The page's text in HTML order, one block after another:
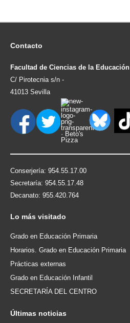
Contacto
Facultad de Ciencias de la Educación
C/ Pirotecnia s/n -
41013 Sevilla
Conserjería: 954.55.17.00
Secretaría: 954.55.17.48
Decanato: 955.420.764
Lo más visitado
Grado en Educación Primaria
Horarios. Grado en Educación Primaria
Prácticas externas
Grado en Educación Infantil
SECRETARÍA DEL CENTRO
Últimas noticias